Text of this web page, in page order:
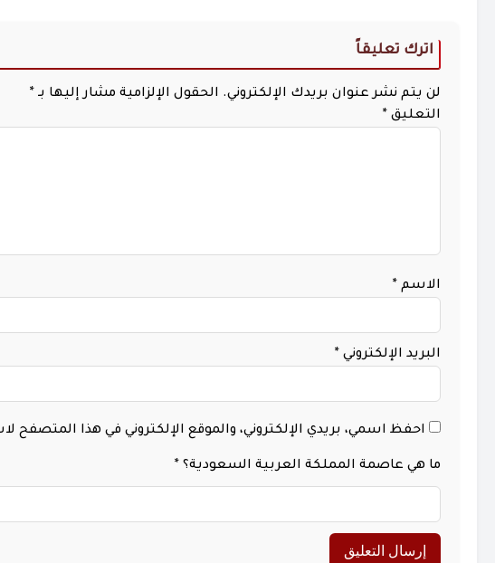
اترك تعليقاً
لن يتم نشر عنوان بريدك الإلكتروني. الحقول الإلزامية مشار إليها بـ *
التعليق *
الاسم *
البريد الإلكتروني *
احفظ اسمي، بريدي الإلكتروني، والموقع الإلكتروني في هذا المتصفح
ما هي عاصمة المملكة العربية السعودية؟ *